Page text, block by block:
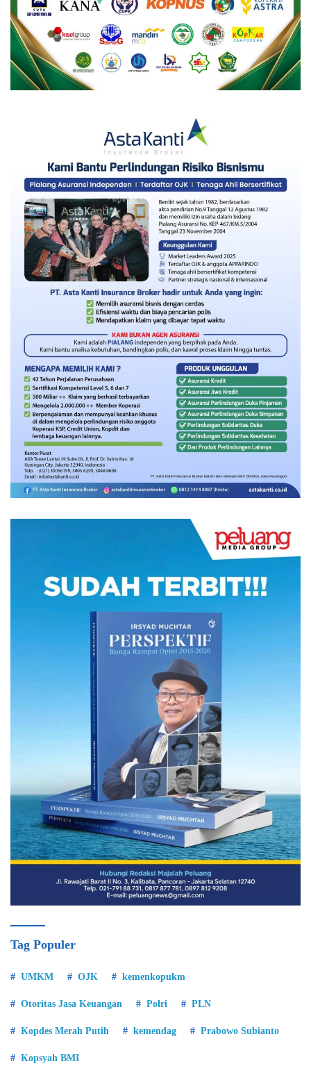
Tag Populer
UMKM OJK kemenkopukm
Otoritas Jasa Keuangan Polri PLN
Kopdes Merah Putih kemendag Prabowo Subianto
Kopsyah BMI